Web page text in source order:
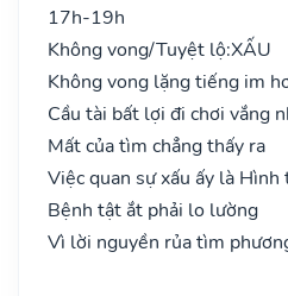
17h-19h
Không vong/Tuyệt lộ:XẤU
Không vong lặng tiếng im
Cầu tài bất lợi đi chơi vắng
Mất của tìm chẳng thấy ra
Việc quan sự xấu ấy là Hình
Bệnh tật ắt phải lo lường
Vì lời nguyền rủa tìm